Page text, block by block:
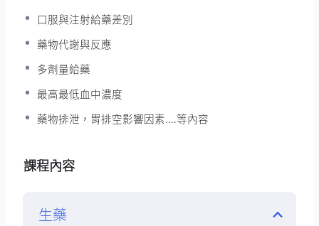
口服與注射給藥差別
藥物代謝與反應
多劑量給藥
最高最低血中濃度
藥物排泄，胃排空影響因素....等內容
課程內容
生藥